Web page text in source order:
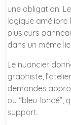
une obligation.
logique
plusieurs
dans un même
Le nuancier
graphiste,
demandes
ou “bleu foncé”,
support.